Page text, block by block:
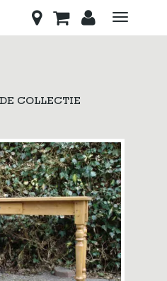
Toggle
COLLECTIE